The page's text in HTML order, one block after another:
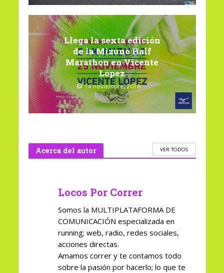
Llega la sexta edición
de la Mizuno Half
Marathon en Vicente
López
14 noviembre, 2018
Acerca del autor VER TODOS
Locos Por Correr
Somos la MULTIPLATAFORMA DE
COMUNICACIÓN especializada en
running; web, radio, redes sociales,
acciones directas.
Amamos correr y te contamos todo
sobre la pasión por hacerlo; lo que te